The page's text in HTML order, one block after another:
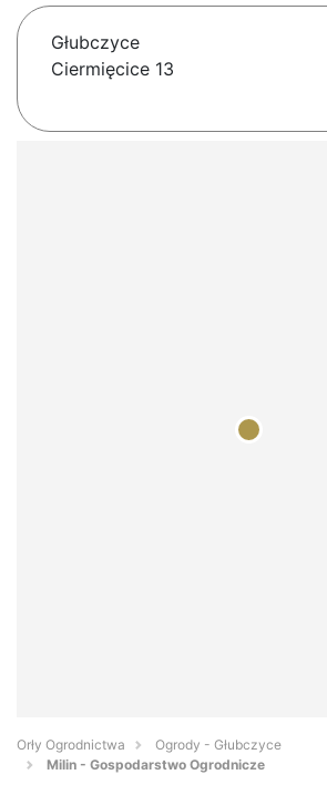
Głubczyce
Ciermięcice 13
Orły Ogrodnictwa
Ogrody - Głubczyce
Milin - Gospodarstwo Ogrodnicze